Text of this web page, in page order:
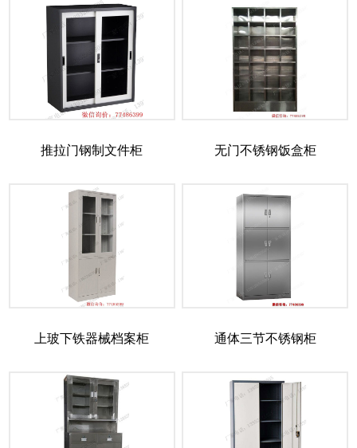
推拉门钢制文件柜 无门不锈钢饭盒柜
上玻下铁器械档案柜 通体三节不锈钢柜